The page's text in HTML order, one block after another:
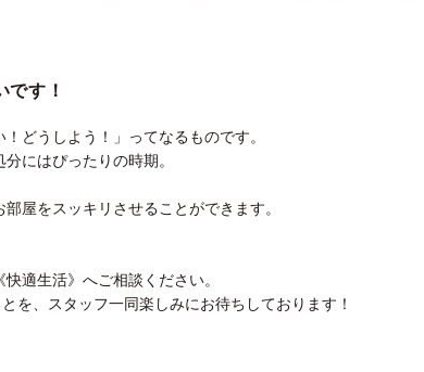
です！
どうしよう！」ってなるものです。
にはぴったりの時期。
屋をスッキリさせることができます。
適生活》へご相談ください。
を、スタッフ一同楽しみにお待ちしております！